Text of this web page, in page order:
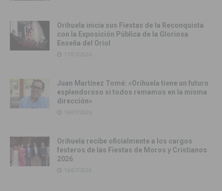
Orihuela inicia sus Fiestas de la Reconquista
con la Exposición Pública de la Gloriosa
Enseña del Oriol
17/07/2026
Juan Martínez Tomé: «Orihuela tiene un futuro
esplendoroso si todos remamos en la misma
dirección»
16/07/2026
Orihuela recibe oficialmente a los cargos
festeros de las Fiestas de Moros y Cristianos
2026
16/07/2026